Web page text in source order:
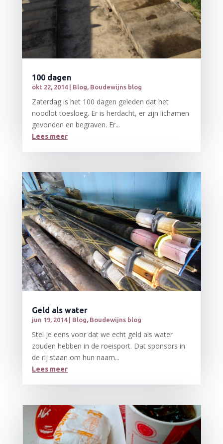
100 dagen
okt 22, 2014| Blog, Boudewijns blog
Zaterdag is het 100 dagen geleden dat het
noodlot toesloeg. Er is herdacht, er zijn lichamen
gevonden en begraven. Er...
Lees meer
Geld als water
jun 19, 2014| Blog, Boudewijns blog
Stel je eens voor dat we echt geld als water
zouden hebben in de roeisport. Dat sponsors in
de rij staan om hun naam...
Lees meer